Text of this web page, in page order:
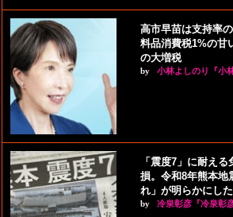
高市早苗は支持率
料品消費税1%の甘
の大増税
by 小林よしのり『小
「震度7」に耐え
損。令和8年熊本地
れ」が明らかにし
by 冷泉彰彦『冷泉彰